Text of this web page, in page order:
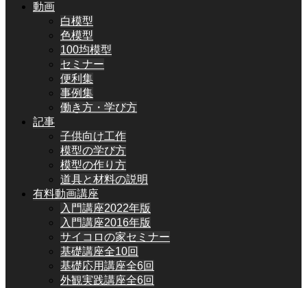
動画
白模型
色模型
100均模型
セミナー
便利集
事例集
働き方・学び方
記事
子供向け工作
模型の学び方
模型の作り方
道具と材料の説明
有料動画講座
入門講座2022年版
入門講座2016年版
サイコロの家セミナー
基礎講座全10回
基礎応用講座全6回
外観実践講座全6回